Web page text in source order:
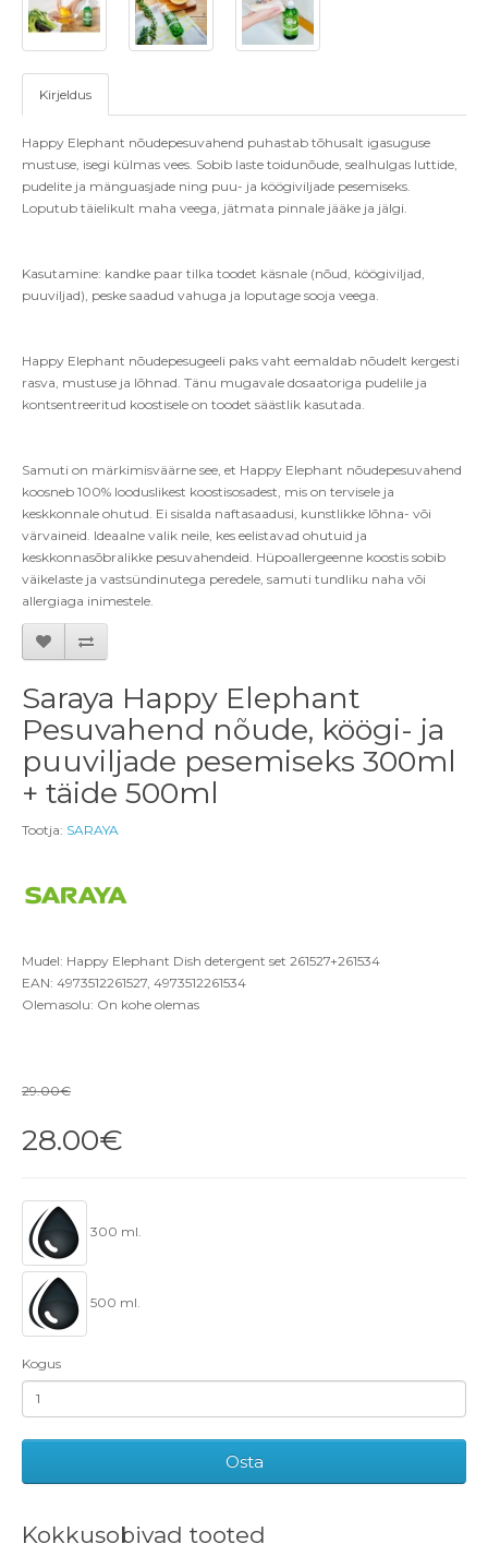
Kirjeldus
Happy Elephant nõudepesuvahend puhastab tõhusalt igasuguse
mustuse, isegi külmas vees. Sobib laste toidunõude, sealhulgas luttide,
pudelite ja mänguasjade ning puu- ja köögiviljade pesemiseks.
Loputub täielikult maha veega, jätmata pinnale jääke ja jälgi.
Kasutamine: kandke paar tilka toodet käsnale (nõud, köögiviljad,
puuviljad), peske saadud vahuga ja loputage sooja veega.
Happy Elephant nõudepesugeeli paks vaht eemaldab nõudelt kergesti
rasva, mustuse ja lõhnad. Tänu mugavale dosaatoriga pudelile ja
kontsentreeritud koostisele on toodet säästlik kasutada.
Samuti on märkimisväärne see, et Happy Elephant nõudepesuvahend
koosneb 100% looduslikest koostisosadest, mis on tervisele ja
keskkonnale ohutud. Ei sisalda naftasaadusi, kunstlikke lõhna- või
värvaineid. Ideaalne valik neile, kes eelistavad ohutuid ja
keskkonnasõbralikke pesuvahendeid. Hüpoallergeenne koostis sobib
väikelaste ja vastsündinutega peredele, samuti tundliku naha või
allergiaga inimestele.
Saraya Happy Elephant
Pesuvahend nõude, köögi- ja
puuviljade pesemiseks 300ml
+ täide 500ml
Tootja: SARAYA
Mudel: Happy Elephant Dish detergent set 261527+261534
EAN: 4973512261527, 4973512261534
Olemasolu: On kohe olemas
29.00€
28.00€
300 ml.
500 ml.
Kogus
Osta
Kokkusobivad tooted